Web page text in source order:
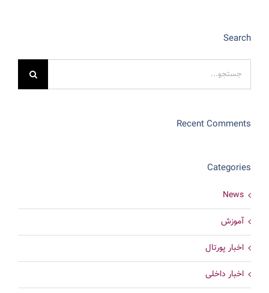
Search
برای:
Recent Comments
Categories
News
آموزش
اخبار پورتال
اخبار داخلی